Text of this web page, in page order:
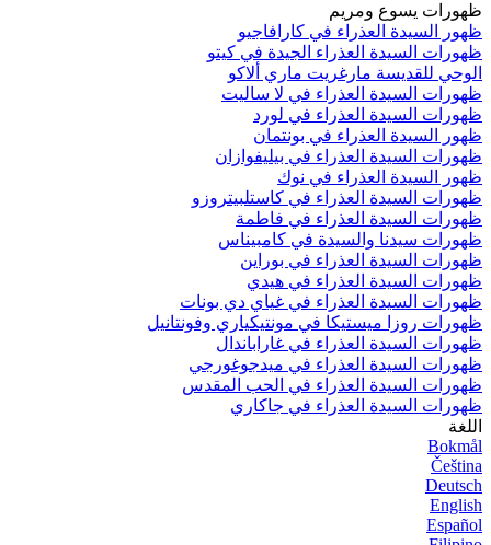
ظهورات يسوع ومريم
ظهور السيدة العذراء في كارافاجيو
ظهورات السيدة العذراء الجيدة في كيتو
الوحي للقديسة مارغريت ماري ألاكو
ظهورات السيدة العذراء في لا ساليت
ظهورات السيدة العذراء في لورد
ظهور السيدة العذراء في بونتمان
ظهورات السيدة العذراء في بيليفوازان
ظهور السيدة العذراء في نوك
ظهورات السيدة العذراء في كاستلبيتروزو
ظهورات السيدة العذراء في فاطمة
ظهورات سيدنا والسيدة في كامبيناس
ظهورات السيدة العذراء في بوراين
ظهورات السيدة العذراء في هيدي
ظهورات السيدة العذراء في غياي دي بونات
ظهورات روزا ميستيكا في مونتيكياري وفونتانيل
ظهورات السيدة العذراء في غاراباندال
ظهورات السيدة العذراء في ميدجوغورجي
ظهورات السيدة العذراء في الحب المقدس
ظهورات السيدة العذراء في جاكاري
اللغة
Bokmål
Čeština
Deutsch
English
Español